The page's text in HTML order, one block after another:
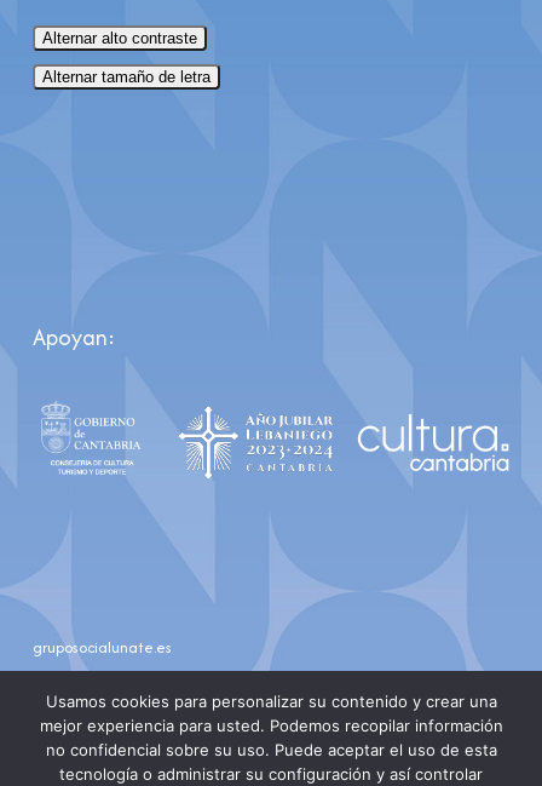
Alternar alto contraste
Alternar tamaño de letra
Apoyan:
gruposocialunate.es
youtubeinstagram
Usamos cookies para personalizar su contenido y crear una
mejor experiencia para usted. Podemos recopilar información
no confidencial sobre su uso. Puede aceptar el uso de esta
tecnología o administrar su configuración y así controlar